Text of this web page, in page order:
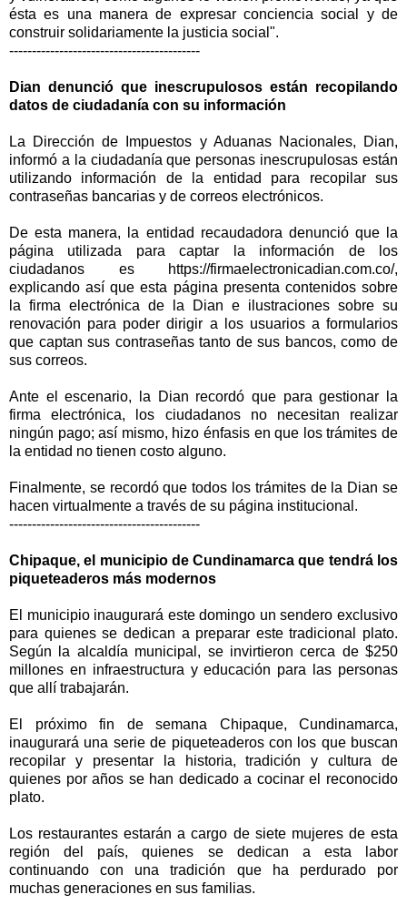
ésta es una manera de expresar conciencia social y de
construir solidariamente la justicia social".
------------------------------------------
Dian denunció que inescrupulosos están recopilando
datos de ciudadanía con su información
La Dirección de Impuestos y Aduanas Nacionales, Dian,
informó a la ciudadanía que personas inescrupulosas están
utilizando información de la entidad para recopilar sus
contraseñas bancarias y de correos electrónicos.
De esta manera, la entidad recaudadora denunció que la
página utilizada para captar la información de los
ciudadanos es https://firmaelectronicadian.com.co/,
explicando así que esta página presenta contenidos sobre
la firma electrónica de la Dian e ilustraciones sobre su
renovación para poder dirigir a los usuarios a formularios
que captan sus contraseñas tanto de sus bancos, como de
sus correos.
Ante el escenario, la Dian recordó que para gestionar la
firma electrónica, los ciudadanos no necesitan realizar
ningún pago; así mismo, hizo énfasis en que los trámites de
la entidad no tienen costo alguno.
Finalmente, se recordó que todos los trámites de la Dian se
hacen virtualmente a través de su página institucional.
------------------------------------------
Chipaque, el municipio de Cundinamarca que tendrá los
piqueteaderos más modernos
El municipio inaugurará este domingo un sendero exclusivo
para quienes se dedican a preparar este tradicional plato.
Según la alcaldía municipal, se invirtieron cerca de $250
millones en infraestructura y educación para las personas
que allí trabajarán.
El próximo fin de semana Chipaque, Cundinamarca,
inaugurará una serie de piqueteaderos con los que buscan
recopilar y presentar la historia, tradición y cultura de
quienes por años se han dedicado a cocinar el reconocido
plato.
Los restaurantes estarán a cargo de siete mujeres de esta
región del país, quienes se dedican a esta labor
continuando con una tradición que ha perdurado por
muchas generaciones en sus familias.